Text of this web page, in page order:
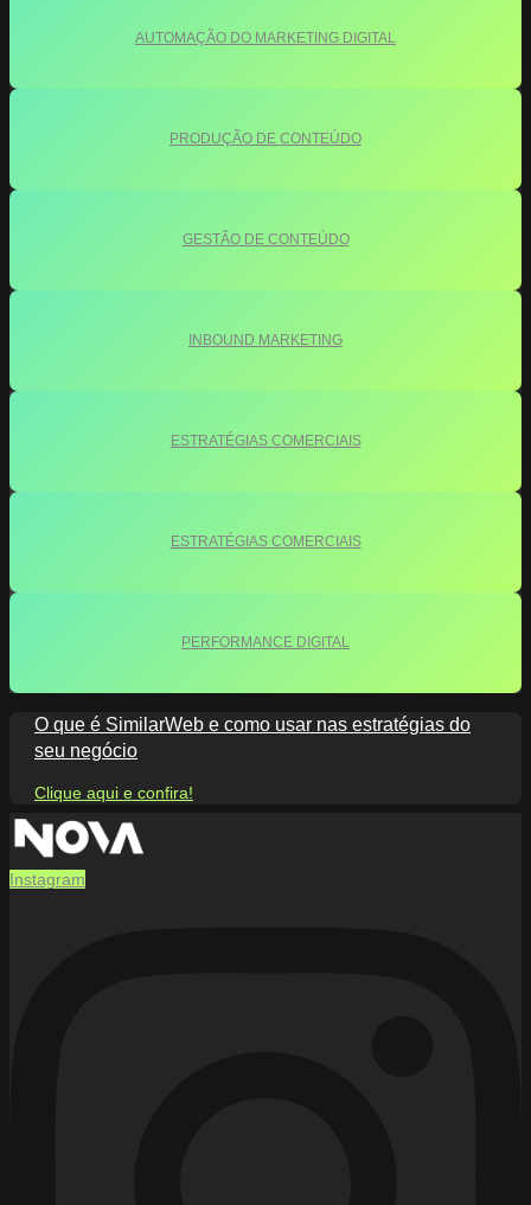
AUTOMAÇÃO DO MARKETING DIGITAL
PRODUÇÃO DE CONTEÚDO
GESTÃO DE CONTEÚDO
INBOUND MARKETING
ESTRATÉGIAS COMERCIAIS
ESTRATÉGIAS COMERCIAIS
PERFORMANCE DIGITAL
O que é SimilarWeb e como usar nas estratégias do
seu negócio
Clique aqui e confira!
Instagram